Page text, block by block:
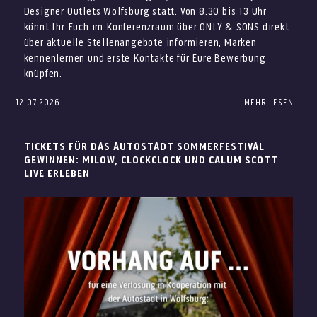
Final Sale: Ausgewählte Highlights
entdecken
12.07.2026
Designer Outlets Wolfsburg statt. Von 8.30 bis 13 Uhr
könnt Ihr Euch im Konferenzraum über ONLY & SONS direkt
über aktuelle Stellenangebote informieren, Marken
kennenlernen und erste Kontakte für Eure Bewerbung
knüpfen.
Du suchst einen neuen Job im Verkauf, im Store
verschiedene Arbeitgeber persönlich kennenlernen und
Dich direkt über offene Stellen informieren.
8:30 bis 13 Uhr
Konferenzraum über ONLY & SONS
Viele Marken – zahlreiche
Einstiegsmöglichkeiten
Beim Job Day triffst Du unter anderem Ansprechpartner
Adidas, Marc O’Polo, Karl Lagerfeld Men und
Columbia.
MEHR LESEN
TICKETS FÜR DAS AUTOSTADT SOMMERFESTIVAL
GEWINNEN: MILOW, CLOCKCLOCK UND CALUM SCOTT
LIVE ERLEBEN